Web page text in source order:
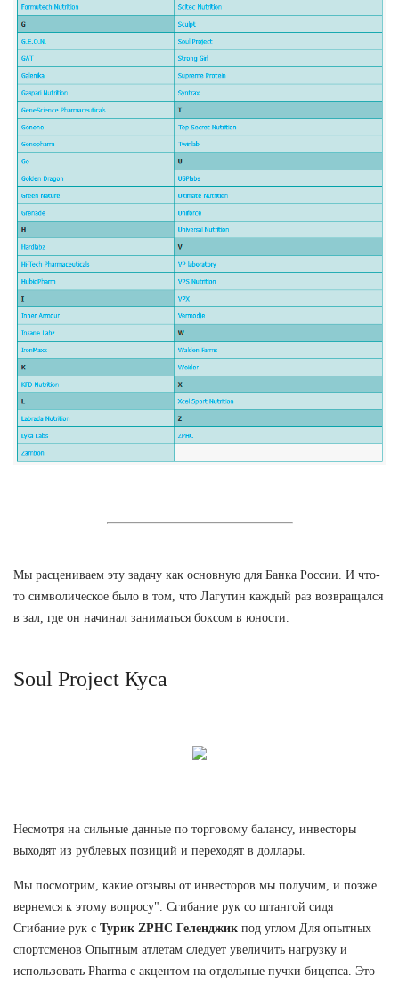
Мы расцениваем эту задачу как основную для Банка России. И что-
то символическое было в том, что Лагутин каждый раз возвращался
в зал, где он начинал заниматься боксом в юности.
Soul Project Куса
Несмотря на сильные данные по торговому балансу, инвесторы
выходят из рублевых позиций и переходят в доллары.
Мы посмотрим, какие отзывы от инвесторов мы получим, и позже
вернемся к этому вопросу". Сгибание рук со штангой сидя
Сгибание рук с Турик ZPHC Геленджик под углом Для опытных
спортсменов Опытным атлетам следует увеличить нагрузку и
использовать Pharma с акцентом на отдельные пучки бицепса. Это